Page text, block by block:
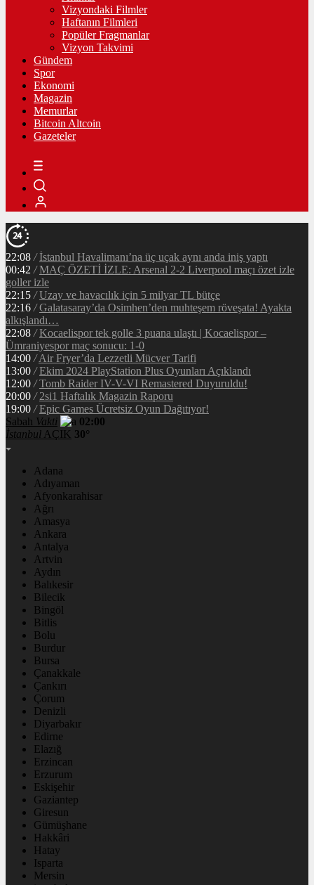
Vizyondaki Filmler
Haftanın Filmleri
Popüler Fragmanlar
Vizyon Takvimi
Gündem
Spor
Ekonomi
Magazin
Memurlar
Bitcoin Altcoin
Gazeteler
22:08 / İstanbul Havalimanı’na üç uçak aynı anda iniş yaptı
00:42 / MAÇ ÖZETİ İZLE: Arsenal 2-2 Liverpool maçı özet izle
goller izle
22:15 / Uzay ve havacılık için 5 milyar TL bütçe
22:16 / Galatasaray’da Osimhen’den muhteşem röveşata! Ayakta
alkışlandı…
22:08 / Kocaelispor tek golle 3 puana ulaştı | Kocaelispor –
Ümraniyespor maç sonucu: 1-0
14:00 / Air Fryer’da Lezzetli Mücver Tarifi
13:00 / Ekim 2024 PlayStation Plus Oyunları Açıklandı
12:00 / Tomb Raider IV-V-VI Remastered Duyuruldu!
20:00 / 2si1 Haftalık Magazin Raporu
19:00 / Epic Games Ücretsiz Oyun Dağıtıyor!
Sabah Vakti
02:00
İstanbul AÇIK 30°
Adana
Adıyaman
Afyonkarahisar
Ağrı
Amasya
Ankara
Antalya
Artvin
Aydın
Balıkesir
Bilecik
Bingöl
Bitlis
Bolu
Burdur
Bursa
Çanakkale
Çankırı
Çorum
Denizli
Diyarbakır
Edirne
Elazığ
Erzincan
Erzurum
Eskişehir
Gaziantep
Giresun
Gümüşhane
Hakkâri
Hatay
Isparta
Mersin